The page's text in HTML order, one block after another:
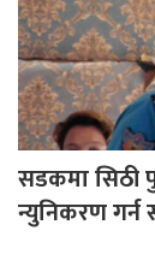
सडकमा सिठी
न्युनिकरण गर्न